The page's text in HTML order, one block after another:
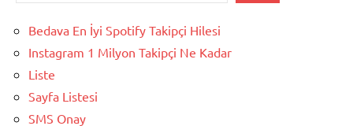
Bedava En İyi Spotify Takipçi Hilesi
Instagram 1 Milyon Takipçi Ne Kadar
Liste
Sayfa Listesi
SMS Onay